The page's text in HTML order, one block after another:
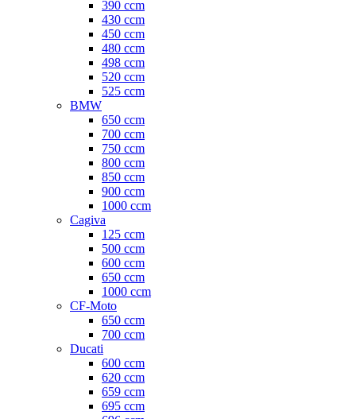
390 ccm
430 ccm
450 ccm
480 ccm
498 ccm
520 ccm
525 ccm
BMW
650 ccm
700 ccm
750 ccm
800 ccm
850 ccm
900 ccm
1000 ccm
Cagiva
125 ccm
500 ccm
600 ccm
650 ccm
1000 ccm
CF-Moto
650 ccm
700 ccm
Ducati
600 ccm
620 ccm
659 ccm
695 ccm